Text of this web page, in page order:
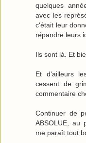
quelques
avec les
c'était leur
répandre leurs
Ils sont là. Et
Et d'ailleurs
cessent de
commentaire
Continuer de
ABSOLUE, au
me paraît tout